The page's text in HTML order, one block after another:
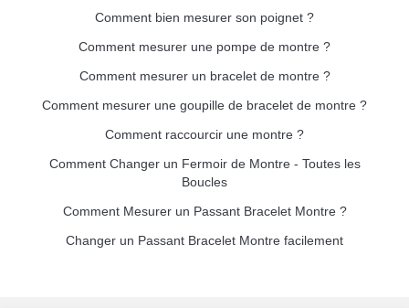
Comment bien mesurer son poignet ?
Comment mesurer une pompe de montre ?
Comment mesurer un bracelet de montre ?
Comment mesurer une goupille de bracelet de montre ?
Comment raccourcir une montre ?
Comment Changer un Fermoir de Montre - Toutes les
Boucles
Comment Mesurer un Passant Bracelet Montre ?
Changer un Passant Bracelet Montre facilement